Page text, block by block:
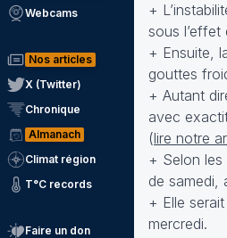
Webcams
Nos articles
X (Twitter)
Chronique
Almanach
Climat région
T°C records
Faire un don
+
sous l’effet
+ Ensuite,
gouttes
+ Autant
avec
(lire notre
+ Selon les
de samedi,
+ Elle
mercredi.